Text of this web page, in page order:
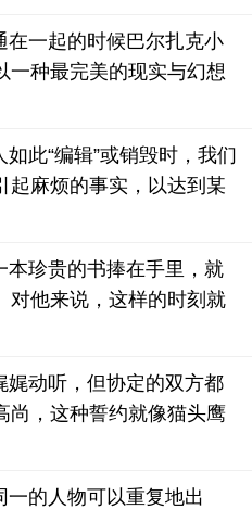
在一起的时候巴尔扎克小
一种最完美的现实与幻想
此“编辑”或销毁时，我们
起麻烦的事实，以达到某
本珍贵的书捧在手里，就
对他来说，这样的时刻就
娓动听，但协定的双方都
尚，这种誓约就像猫头鹰
一的人物可以重复地出